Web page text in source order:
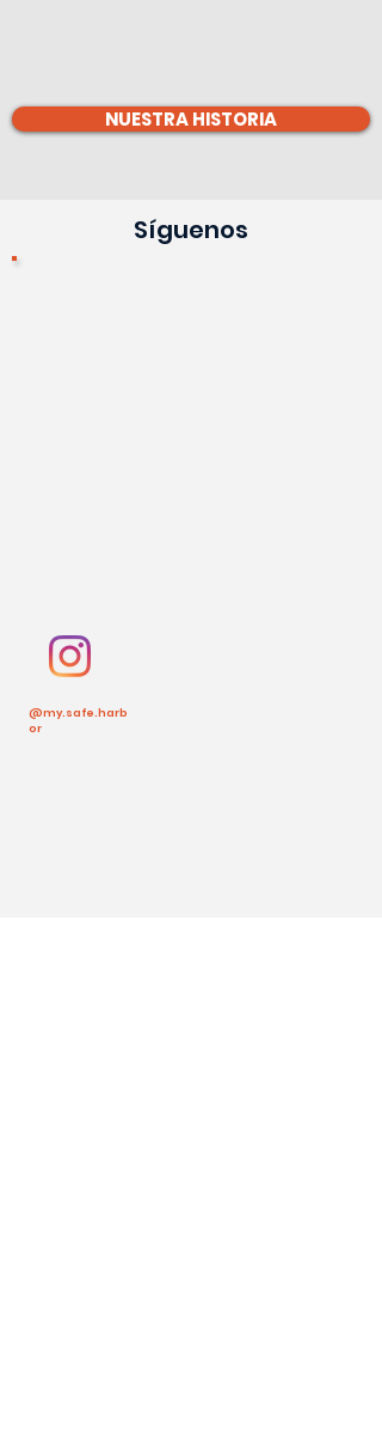
NUESTRA HISTORIA
Síguenos
@my.safe.harb
or